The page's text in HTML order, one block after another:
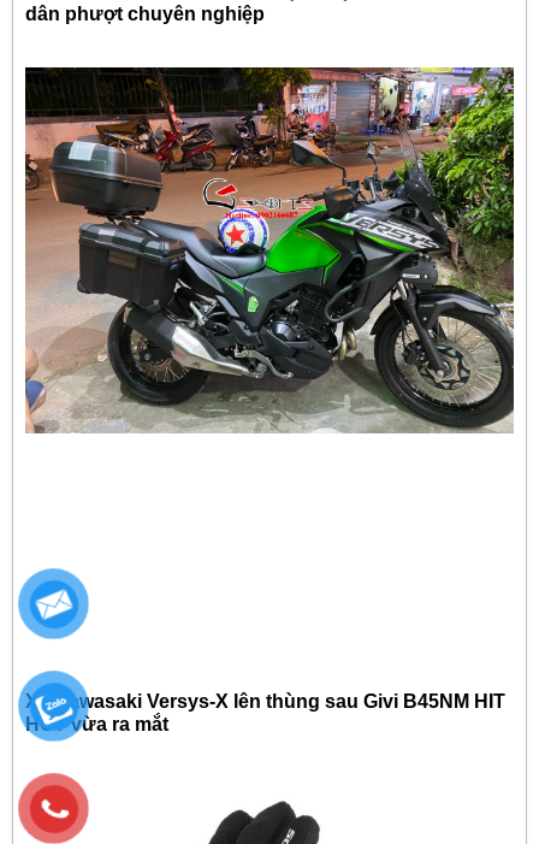
dân phượt chuyên nghiệp
Xe Kawasaki Versys-X lên thùng sau Givi B45NM HIT
HOT vừa ra mắt